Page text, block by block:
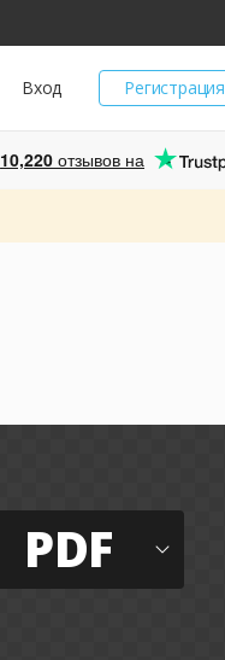
Регистрация
Вход
10,220 отзывов на
PDF